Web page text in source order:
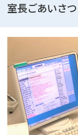
室長ごあいさつ